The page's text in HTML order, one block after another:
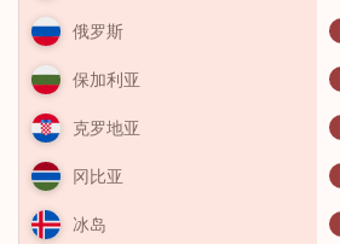
俄罗斯
保加利亚
克罗地亚
冈比亚
冰岛